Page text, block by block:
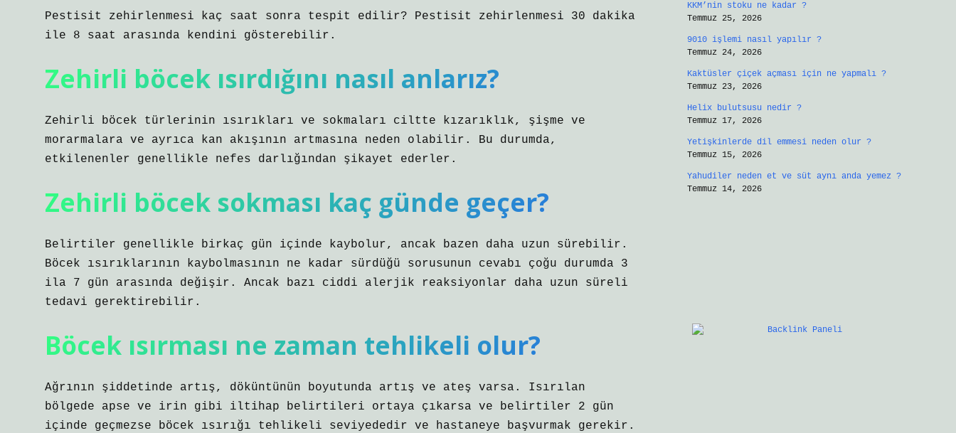
Pestisit zehirlenmesi kaç saat sonra tespit edilir? Pestisit zehirlenmesi 30 dakika
ile 8 saat arasında kendini gösterebilir.
Zehirli böcek ısırdığını nasıl anlarız?
Zehirli böcek türlerinin ısırıkları ve sokmaları ciltte kızarıklık, şişme ve
morarmalara ve ayrıca kan akışının artmasına neden olabilir. Bu durumda,
etkilenenler genellikle nefes darlığından şikayet ederler.
Zehirli böcek sokması kaç günde geçer?
Belirtiler genellikle birkaç gün içinde kaybolur, ancak bazen daha uzun sürebilir.
Böcek ısırıklarının kaybolmasının ne kadar sürdüğü sorusunun cevabı çoğu durumda 3
ila 7 gün arasında değişir. Ancak bazı ciddi alerjik reaksiyonlar daha uzun süreli
tedavi gerektirebilir.
Böcek ısırması ne zaman tehlikeli olur?
Ağrının şiddetinde artış, döküntünün boyutunda artış ve ateş varsa. Isırılan
bölgede apse ve irin gibi iltihap belirtileri ortaya çıkarsa ve belirtiler 2 gün
içinde geçmezse böcek ısırığı tehlikeli seviyededir ve hastaneye başvurmak gerekir.
KKM’nin stoku ne kadar ?
Temmuz 25, 2026
9010 işlemi nasıl yapılır ?
Temmuz 24, 2026
Kaktüsler çiçek açması için ne yapmalı ?
Temmuz 23, 2026
Helix bulutsusu nedir ?
Temmuz 17, 2026
Yetişkinlerde dil emmesi neden olur ?
Temmuz 15, 2026
Yahudiler neden et ve süt aynı anda yemez ?
Temmuz 14, 2026